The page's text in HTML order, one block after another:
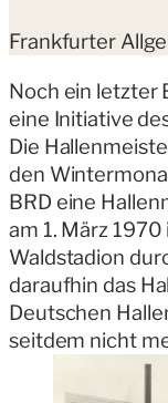
Frankfurter
Noch ein letzter
eine Initiative
Die
den
BRD eine
am 1. März
Waldstadion
daraufhin das
Deutschen
seitdem nicht